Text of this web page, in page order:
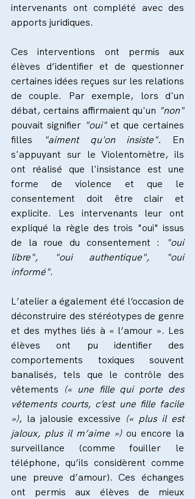
intervenants ont complété avec des
apports juridiques.
Ces interventions ont permis aux
élèves d’identifier et de questionner
certaines idées reçues sur les relations
de couple. Par exemple, lors d'un
débat, certains affirmaient qu'un "non"
pouvait signifier "oui" et que certaines
filles
"aiment qu'on insiste". En
s'appuyant sur le Violentomètre, ils
ont réalisé que l'insistance est une
forme de violence et que le
consentement doit être clair et
explicite. Les intervenants leur ont
expliqué la règle des trois "oui" issus
de la roue du consentement :
"oui
libre", "oui authentique", "oui
informé".
L’atelier a également été l’occasion de
déconstruire des stéréotypes de genre
et des mythes liés à « l’amour ». Les
élèves ont pu identifier des
comportements toxiques souvent
banalisés, tels que le contrôle des
vêtements (« une fille qui porte des
vêtements courts, c’est une fille facile
»), la jalousie excessive (« plus il est
jaloux, plus il m’aime ») ou encore la
surveillance (comme fouiller le
téléphone, qu’ils considèrent comme
une preuve d’amour). Ces échanges
ont permis aux élèves de mieux